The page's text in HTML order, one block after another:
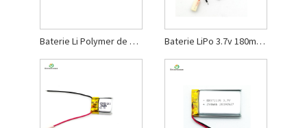
Baterie Li Polymer de 80 mAh pentru căști Bluetooth Baterie LiPo 3.7v 180mah pentru frumusețe